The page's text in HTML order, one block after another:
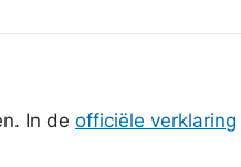
In de officiële verklaring